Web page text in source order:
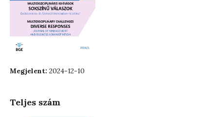
Megjelent: 2024-12-10
Teljes szám